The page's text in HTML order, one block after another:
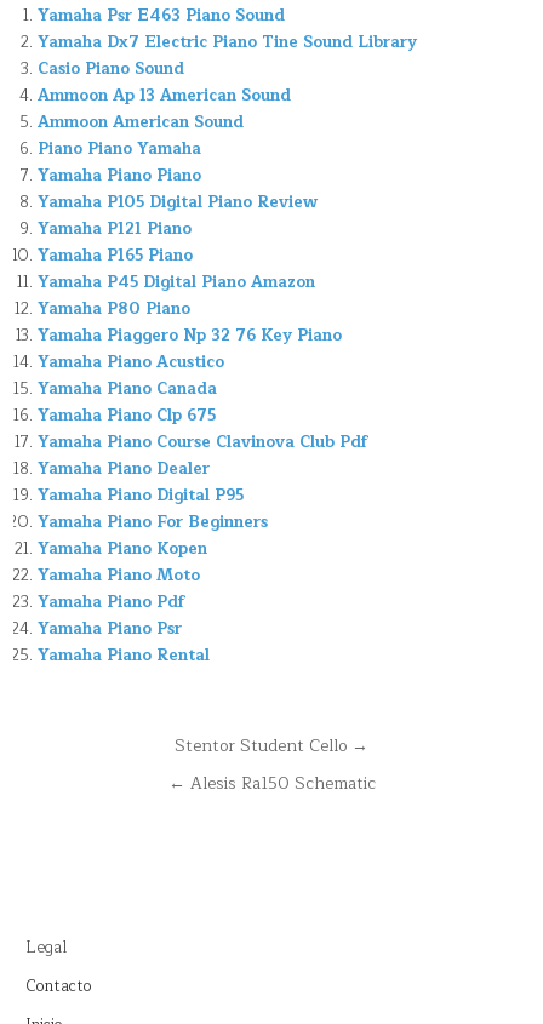
Yamaha Psr E463 Piano Sound
Yamaha Dx7 Electric Piano Tine Sound Library
Casio Piano Sound
Ammoon Ap 13 American Sound
Ammoon American Sound
Piano Piano Yamaha
Yamaha Piano Piano
Yamaha P105 Digital Piano Review
Yamaha P121 Piano
Yamaha P165 Piano
Yamaha P45 Digital Piano Amazon
Yamaha P80 Piano
Yamaha Piaggero Np 32 76 Key Piano
Yamaha Piano Acustico
Yamaha Piano Canada
Yamaha Piano Clp 675
Yamaha Piano Course Clavinova Club Pdf
Yamaha Piano Dealer
Yamaha Piano Digital P95
Yamaha Piano For Beginners
Yamaha Piano Kopen
Yamaha Piano Moto
Yamaha Piano Pdf
Yamaha Piano Psr
Yamaha Piano Rental
NavegaciónStentor Student Cello →
← Alesis Ra150 Schematic
Legal
Contacto